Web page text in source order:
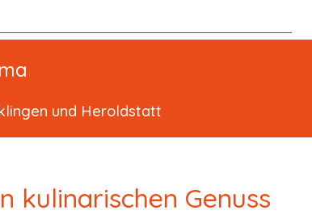
und Heroldstatt
kulinarischen Genuss